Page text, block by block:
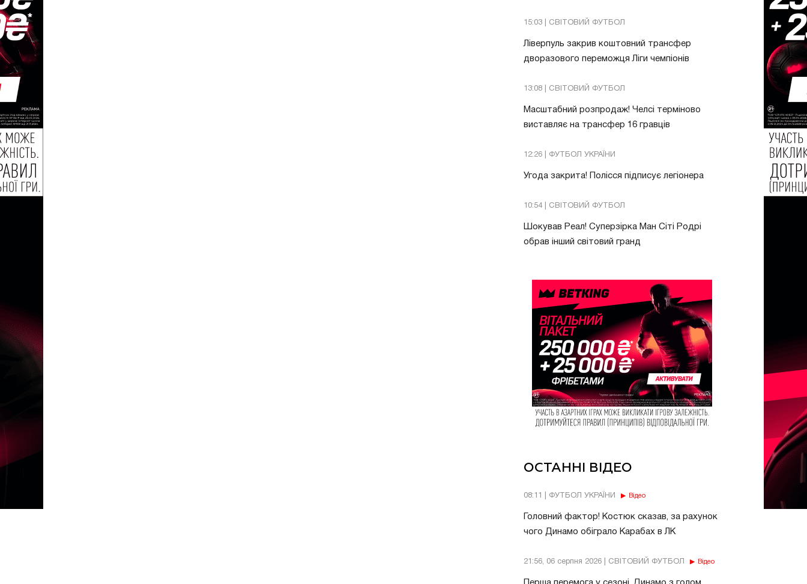
15:03 | СВІТОВИЙ ФУТБОЛ
Ліверпуль закрив коштовний трансфер
дворазового переможця Ліги чемпіонів
13:08 | СВІТОВИЙ ФУТБОЛ
Масштабний розпродаж! Челсі терміново
виставляє на трансфер 16 гравців
12:26 | ФУТБОЛ УКРАЇНИ
Угода закрита! Полісся підписує легіонера
10:54 | СВІТОВИЙ ФУТБОЛ
Шокував Реал! Суперзірка Ман Сіті Родрі
обрав інший світовий гранд
ОСТАННІ ВІДЕО
08:11 | ФУТБОЛ УКРАЇНИ Відео
Головний фактор! Костюк сказав, за рахунок
чого Динамо обіграло Карабах в ЛК
21:56, 06 серпня 2026 | СВІТОВИЙ ФУТБОЛ Відео